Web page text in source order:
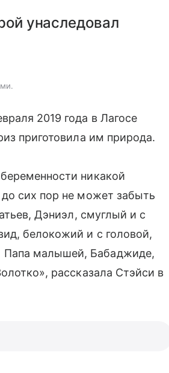
унаследовал
2019 года в Лагосе
приготовила им природа.
никакой
сих пор не может забыть
Дэниэл, смуглый и с
белокожий и с головой,
малышей, Бабаджиде,
рассказала Стэйси в